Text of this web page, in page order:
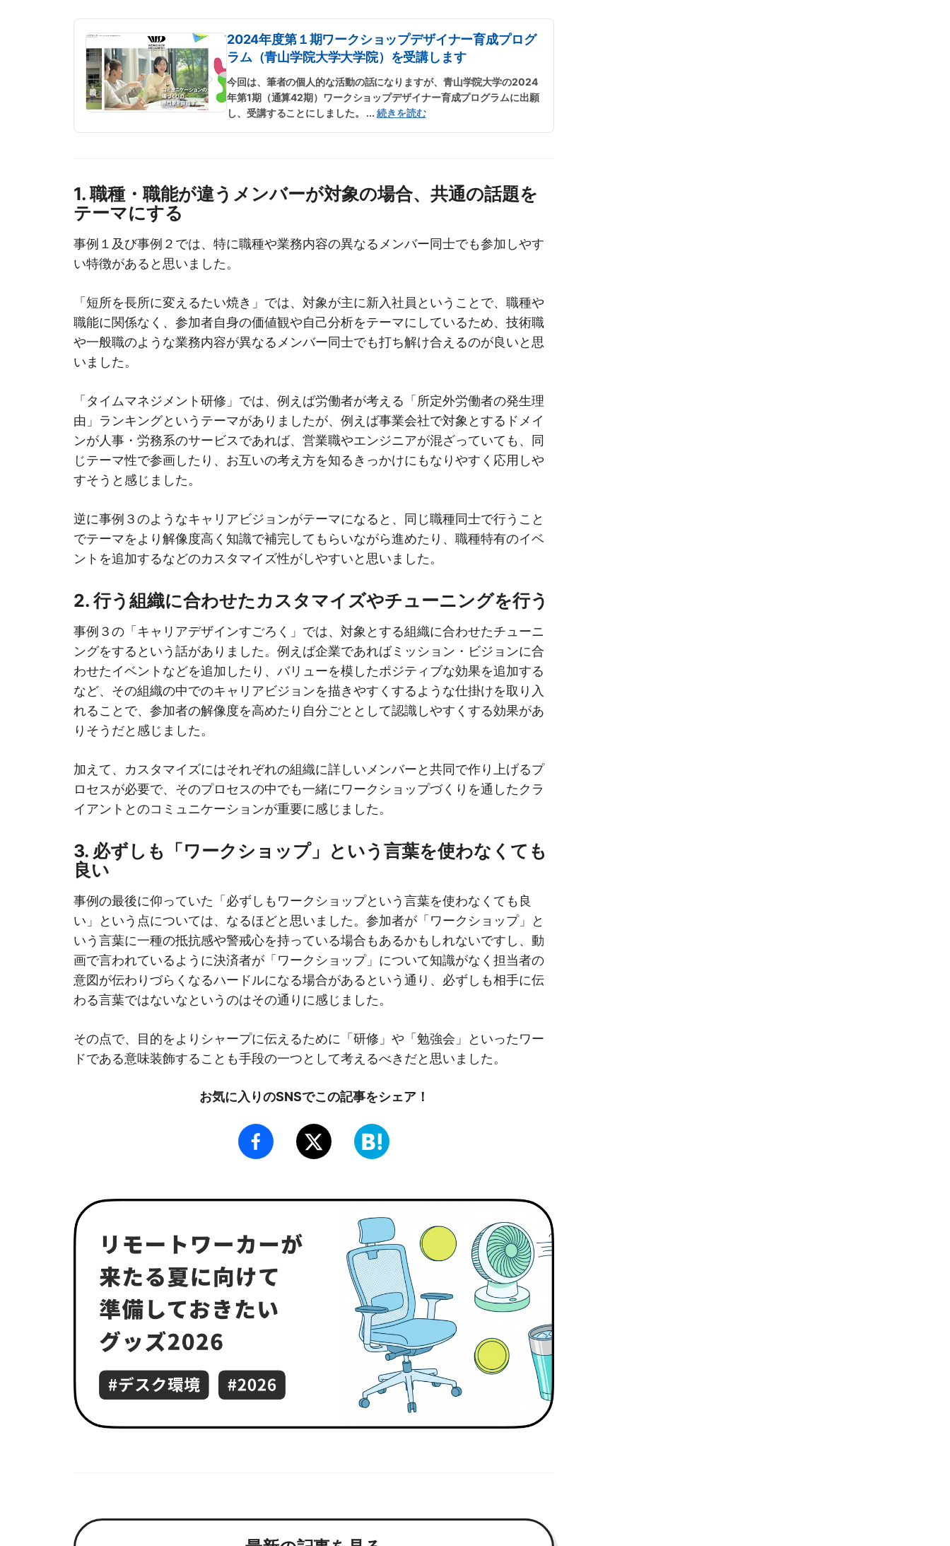
2024年度第１期ワークショップデザイナー育成プログ
ラム（青山学院大学大学院）を受講します
今回は、筆者の個人的な活動の話になりますが、青山学院大学の2024
年第1期（通算42期）ワークショップデザイナー育成プログラムに出願
し、受講することにしました。
...続きを読む
1. 職種・職能が違うメンバーが対象の場合、共通の話題を
テーマにする
事例１及び事例２では、特に職種や業務内容の異なるメンバー同士でも参加しやす
い特徴があると思いました。
「短所を長所に変えるたい焼き」では、対象が主に新入社員ということで、職種や
職能に関係なく、参加者自身の価値観や自己分析をテーマにしているため、技術職
や一般職のような業務内容が異なるメンバー同士でも打ち解け合えるのが良いと思
いました。
「タイムマネジメント研修」では、例えば労働者が考える「所定外労働者の発生理
由」ランキングというテーマがありましたが、例えば事業会社で対象とするドメイ
ンが人事・労務系のサービスであれば、営業職やエンジニアが混ざっていても、同
じテーマ性で参画したり、お互いの考え方を知るきっかけにもなりやすく応用しや
すそうと感じました。
逆に事例３のようなキャリアビジョンがテーマになると、同じ職種同士で行うこと
でテーマをより解像度高く知識で補完してもらいながら進めたり、職種特有のイベ
ントを追加するなどのカスタマイズ性がしやすいと思いました。
2. 行う組織に合わせたカスタマイズやチューニングを行う
事例３の「キャリアデザインすごろく」では、対象とする組織に合わせたチューニ
ングをするという話がありました。例えば企業であればミッション・ビジョンに合
わせたイベントなどを追加したり、バリューを模したポジティブな効果を追加する
など、その組織の中でのキャリアビジョンを描きやすくするような仕掛けを取り入
れることで、参加者の解像度を高めたり自分ごととして認識しやすくする効果があ
りそうだと感じました。
加えて、カスタマイズにはそれぞれの組織に詳しいメンバーと共同で作り上げるプ
ロセスが必要で、そのプロセスの中でも一緒にワークショップづくりを通したクラ
イアントとのコミュニケーションが重要に感じました。
3. 必ずしも「ワークショップ」という言葉を使わなくても
良い
事例の最後に仰っていた「必ずしもワークショップという言葉を使わなくても良
い」という点については、なるほどと思いました。参加者が「ワークショップ」と
いう言葉に一種の抵抗感や警戒心を持っている場合もあるかもしれないですし、動
画で言われているように決済者が「ワークショップ」について知識がなく担当者の
意図が伝わりづらくなるハードルになる場合があるという通り、必ずしも相手に伝
わる言葉ではないなというのはその通りに感じました。
その点で、目的をよりシャープに伝えるために「研修」や「勉強会」といったワー
ドである意味装飾することも手段の一つとして考えるべきだと思いました。
お気に入りのSNSでこの記事をシェア！